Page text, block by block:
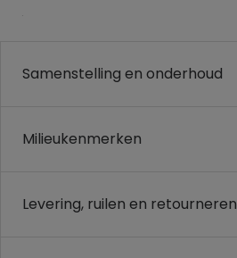
.
Samenstelling en onderhoud
Milieukenmerken
Levering, ruilen en retourneren